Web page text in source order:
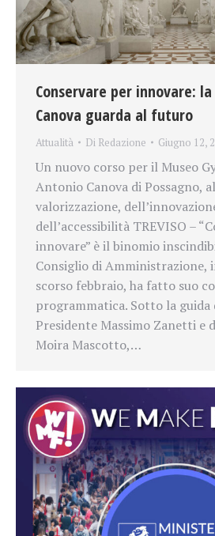
Conservare per innovare:
Canova guarda al futuro
Attualità Di Redazione Giugno 12,
Un nuovo corso per il Museo
Antonio Canova di Possagno,
valorizzazione,
dell’accessibilità TREVISO –
innovare” è il binomio
Consiglio di Amministrazione,
scorso febbraio, ha fatto suo
programmatica. Sotto la guida
Presidente Massimo Zanetti e
Moira Mascotto,…